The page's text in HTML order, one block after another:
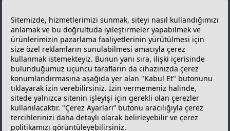
Basın Odası
Reklam Filmi
Bilgi Toplumu Hizmetleri
Kişisel Verilerin Korunması
Çerez Politikası ve Çerez
Tercihleriniz
Üye Olun
Puan Kazanın
Puanlarınızı Kullanın
Sıkça Sorunlan Sorular
ONLINE İŞLEMLER
GÜNCEL FİYATLAR
Güncel Akaryakıt
Fiyatları
KAMPANYALAR
İLETİŞİM